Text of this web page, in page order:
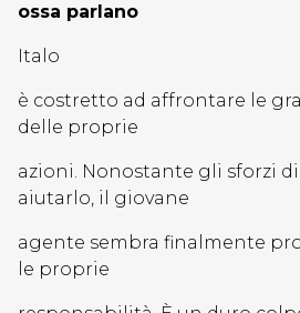
ossa parlano
Italo
è costretto ad affrontare le
delle proprie
azioni. Nonostante gli sforzi
aiutarlo, il giovane
agente sembra finalmente
le proprie